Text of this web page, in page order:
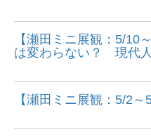
【瀬田ミニ展観：5/10
は変わらない？ 現代
【瀬田ミニ展観：5/2